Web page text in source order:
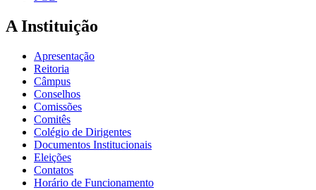
A Instituição
Apresentação
Reitoria
Câmpus
Conselhos
Comissões
Comitês
Colégio de Dirigentes
Documentos Institucionais
Eleições
Contatos
Horário de Funcionamento